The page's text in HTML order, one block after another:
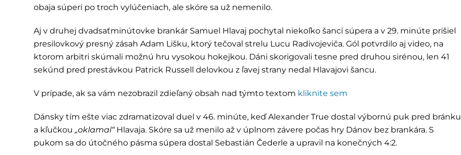
obaja súperi po troch vylúčeniach, ale skóre sa už nemenilo.
Aj v druhej dvadsaťminútovke brankár Samuel Hlavaj pochytal niekoľko šancí súpera a v 29. minúte prišiel
presilovkový presný zásah Adam Lišku, ktorý tečoval strelu Lucu Radivojeviča. Gól potvrdilo aj video, na
ktorom arbitri skúmali možnú hru vysokou hokejkou. Dáni skorigovali tesne pred druhou sirénou, len 41
sekúnd pred prestávkou Patrick Russell delovkou z ľavej strany nedal Hlavajovi šancu.
V prípade, ak sa vám nezobrazil zdieľaný obsah nad týmto textom kliknite sem
Dánsky tím ešte viac zdramatizoval duel v 46. minúte, keď Alexander True dostal výbornú puk pred bránku
a kľučkou„oklamal“Hlavaja. Skóre sa už menilo až v úplnom závere počas hry Dánov bez brankára. S
pukom sa do útočného pásma súpera dostal Sebastián Čederle a upravil na konečných 4:2.